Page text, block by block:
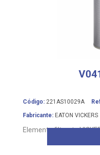
Código: 221AS10029A
Fabricante: EATON VICKERS
Elemento filtrante